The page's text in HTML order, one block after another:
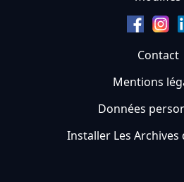
Contact
Mentions
Données
Installer Les Archives